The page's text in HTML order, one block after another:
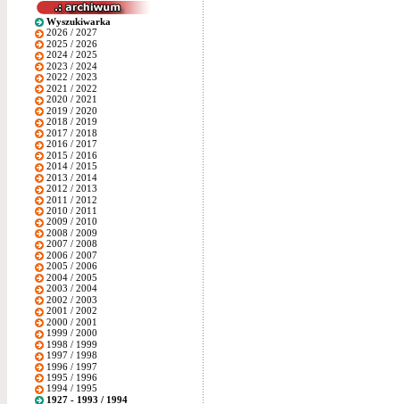
Wyszukiwarka
2026 / 2027
2025 / 2026
2024 / 2025
2023 / 2024
2022 / 2023
2021 / 2022
2020 / 2021
2019 / 2020
2018 / 2019
2017 / 2018
2016 / 2017
2015 / 2016
2014 / 2015
2013 / 2014
2012 / 2013
2011 / 2012
2010 / 2011
2009 / 2010
2008 / 2009
2007 / 2008
2006 / 2007
2005 / 2006
2004 / 2005
2003 / 2004
2002 / 2003
2001 / 2002
2000 / 2001
1999 / 2000
1998 / 1999
1997 / 1998
1996 / 1997
1995 / 1996
1994 / 1995
1927 - 1993 / 1994